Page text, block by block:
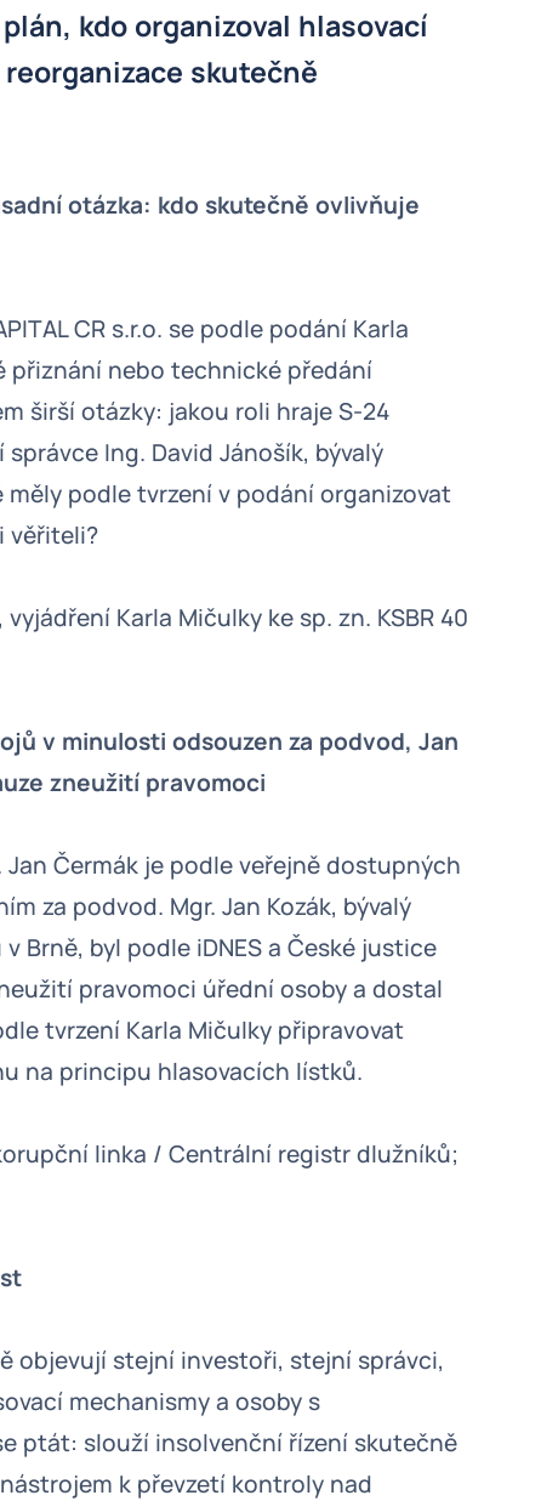
kdo organizoval hlasovací
skutečně
otázka: kdo skutečně ovlivňuje
CR s.r.o. se podle podání Karla
přiznání nebo technické předání
širší otázky: jakou roli hraje S-24
Ing. David Jánošík, bývalý
měly podle tvrzení v podání organizovat
věřiteli?
Karla Mičulky ke sp. zn. KSBR 40
v minulosti odsouzen za podvod, Jan
zneužití pravomoci
Čermák je podle veřejně dostupných
za podvod. Mgr. Jan Kozák, bývalý
Brně, byl podle iDNES a České justice
pravomoci úřední osoby a dostal
tvrzení Karla Mičulky připravovat
na principu hlasovacích lístků.
linka / Centrální registr dlužníků;
objevují stejní investoři, stejní správci,
mechanismy a osoby s
ptát: slouží insolvenční řízení skutečně
k převzetí kontroly nad